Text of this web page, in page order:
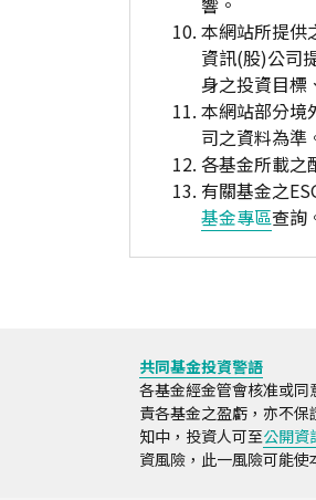
本網站所提供
資訊(股)公司
身之投資目標
本網站部分境
司之資料為準
各基金所載之
有關基金之
基金專區查詢
共同基金投資警語
各基金經金管會核准或
責各基金之盈虧，亦不
知中，投資人可至公開資
資風險，此一風險可能